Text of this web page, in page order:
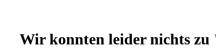
Wir konnten leider nichts